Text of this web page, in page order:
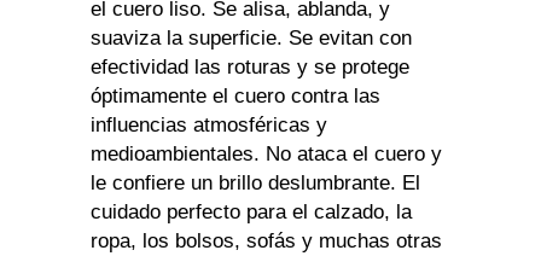
el cuero liso. Se alisa, ablanda, y
suaviza la superficie. Se evitan con
efectividad las roturas y se protege
óptimamente el cuero contra las
influencias atmosféricas y
medioambientales. No ataca el cuero y
le confiere un brillo deslumbrante. El
cuidado perfecto para el calzado, la
ropa, los bolsos, sofás y muchas otras